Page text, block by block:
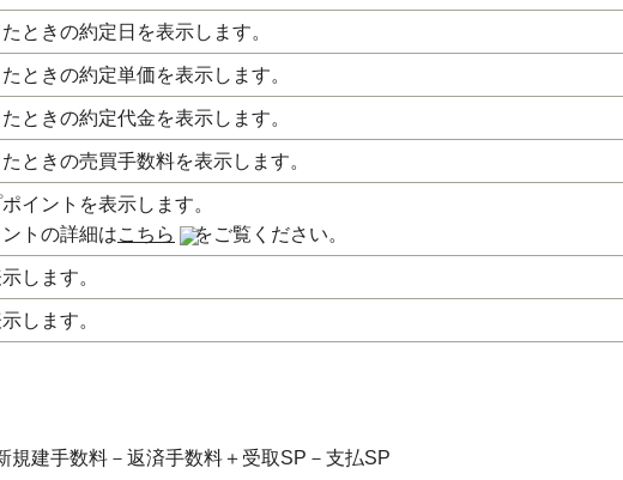
ときの約定日を表示します。
ときの約定単価を表示します。
ときの約定代金を表示します。
ときの売買手数料を表示します。
イントを表示します。
トの詳細はこちら をご覧ください。
します。
します。
規建手数料－返済手数料＋受取SP－支払SP